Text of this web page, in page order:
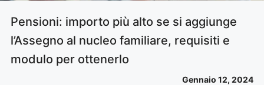
Pensioni: importo più alto se si aggiunge
l’Assegno al nucleo familiare, requisiti e
modulo per ottenerlo
Gennaio 12, 2024